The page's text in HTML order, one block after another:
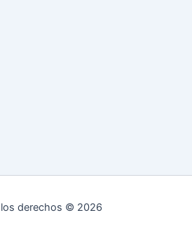
derechos © 2026